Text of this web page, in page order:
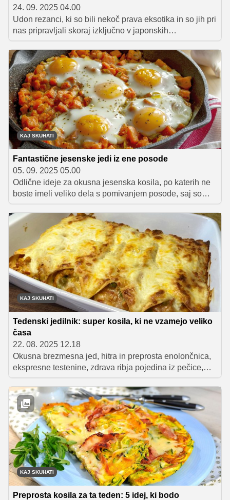
24. 09. 2025 04.00
Udon rezanci, ki so bili nekoč prava eksotika in so jih pri
nas pripravljali skoraj izključno v japonskih
restavracijah, danes osvajajo ves svet. Najdemo jih v
azijskih trgovinah in bolje založenih večjih živilskih
centrih, kjer so pogosto na voljo v že predhodno
kuhanih različicah. To pomeni, da jih lahko doma
pripravimo v le nekaj minutah.
KAJ SKUHATI
Fantastične jesenske jedi iz ene posode
05. 09. 2025 05.00
Odlične ideje za okusna jesenska kosila, po katerih ne
boste imeli veliko dela s pomivanjem posode, saj so
pripravljena v enem loncu, pekaču ali ponvi.
KAJ SKUHATI
Tedenski jedilnik: super kosila, ki ne vzamejo veliko
časa
22. 08. 2025 12.18
Okusna brezmesna jed, hitra in preprosta enolončnica,
ekspresne testenine, zdrava ribja pojedina iz pečice,
sočni 'zrezki' v gobovi omaki, pa še kaj bi se našlo.
Odlične jedi za vse dni v tednu, katerih priprava vam ne
bo vzela veliko dragocenega časa.
KAJ SKUHATI
Preprosta kosila za ta teden: 5 idej, ki bodo